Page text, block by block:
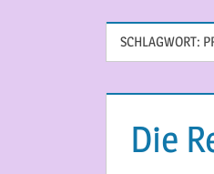
SCHLAGWORT:
Die